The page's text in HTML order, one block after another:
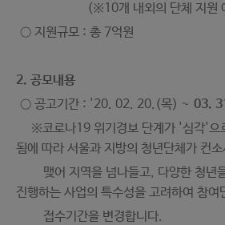
(※10개 내외의 단체 지원
○ 지원규모 : 총 7억원
2. 공모내용
○ 공고기간 : '20. 02. 20.(목) ~ 03.
※코로나19 위기경보 단계가 '심각'
됨에 따라 서울과 지방의 청년단체가 컨
맺어 지역을 넘나들고, 다양한 청년
진행하는 사업의 특수성을 고려하여 참여
접수기간을 변경합니다.